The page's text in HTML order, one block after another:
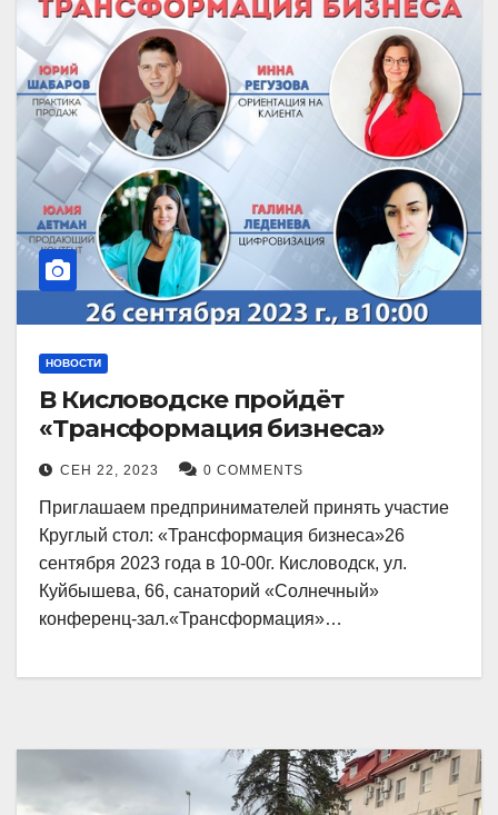
НОВОСТИ
В Кисловодске пройдёт
«Трансформация бизнеса»
СЕН 22, 2023 0 COMMENTS
Приглашаем предпринимателей принять участие
Круглый стол: «Трансформация бизнеса»26
сентября 2023 года в 10-00г. Кисловодск, ул.
Куйбышева, 66, санаторий «Солнечный»
конференц-зал.«Трансформация»…